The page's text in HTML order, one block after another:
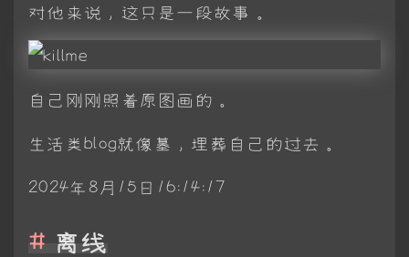
对他来说，这只是一段故事。
自己刚刚照着原图画的。
生活类blog就像墓，埋葬自己的过去。
2024年8月15日16:14:17
离线